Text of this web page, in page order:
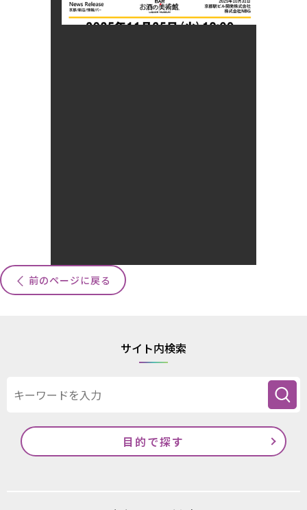
前のページに戻る
サイト内検索
目的で探す